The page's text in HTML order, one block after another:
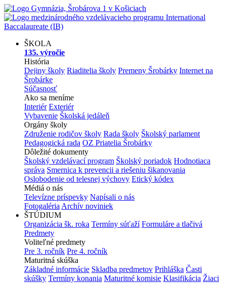
ŠKOLA
135. výročie
História
Dejiny školy Riaditelia školy Premeny Šrobárky Internet na
Šrobárke
Súčasnosť
Ako sa meníme
Interiér Exteriér
Vybavenie Školská jedáleň
Orgány školy
Združenie rodičov školy Rada školy Školský parlament
Pedagogická rada OZ Priatelia Šrobárky
Dôležité dokumenty
Školský vzdelávací program Školský poriadok Hodnotiaca
správa Smernica k prevencii a riešeniu šikanovania
Oslobodenie od telesnej výchovy Etický kódex
Médiá o nás
Televízne príspevky Napísali o nás
Fotogaléria Archív noviniek
ŠTÚDIUM
Organizácia šk. roka Termíny súťaží Formuláre a tlačivá
Predmety
Voliteľné predmety
Pre 3. ročník Pre 4. ročník
Maturitná skúška
Základné informácie Skladba predmetov Prihláška Časti
skúšky Termíny konania Maturitné komisie Klasifikácia Žiaci